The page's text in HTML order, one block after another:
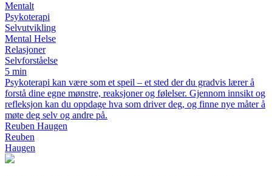
Mentalt
Psykoterapi
Selvutvikling
Mental Helse
Relasjoner
Selvforståelse
5 min
Psykoterapi kan være som et speil – et sted der du gradvis lærer å
forstå dine egne mønstre, reaksjoner og følelser. Gjennom innsikt og
refleksjon kan du oppdage hva som driver deg, og finne nye måter å
møte deg selv og andre på.
Reuben Haugen
Reuben
Haugen